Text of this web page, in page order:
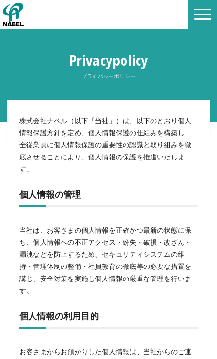
Privacypolicy
プライバシーポリシー
株式会社ナベル（以下「当社」）は、以下のとおり個人
情報保護方針を定め、個人情報保護の仕組みを構築し、
全従業員に個人情報保護の重要性の認識と取り組みを徹
底させることにより、個人情報の保護を推進いたしま
す。
個人情報の管理
当社は、お客さまの個人情報を正確かつ最新の状態に保
ち、個人情報への不正アクセス・紛失・破損・改ざん・
漏洩などを防止するため、セキュリティシステムの維
持・管理体制の整備・社員教育の徹底等の必要な措置を
講じ、安全対策を実施し個人情報の厳重な管理を行いま
す。
個人情報の利用目的
お客さまからお預かりした個人情報は、当社からのご連